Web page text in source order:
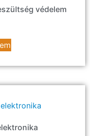
védelem